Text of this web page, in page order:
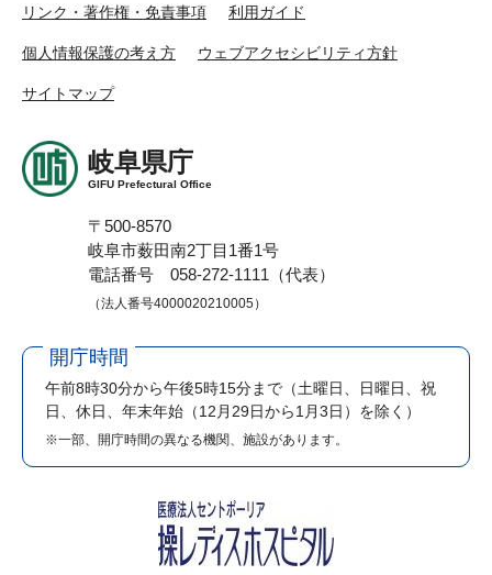
リンク・著作権・免責事項 利用ガイド
個人情報保護の考え方 ウェブアクセシビリティ方針
サイトマップ
岐阜県庁
GIFU Prefectural Office
〒500-8570
岐阜市薮田南2丁目1番1号
電話番号 058-272-1111（代表）
（法人番号4000020210005）
開庁時間
午前8時30分から午後5時15分まで （土曜日、日曜日、祝
日、休日、年末年始（12月29日から1月3日）を除く）
※一部、開庁時間の異なる機関、施設があります。